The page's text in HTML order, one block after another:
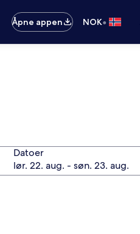
Åpne appen
NOK•
Datoer